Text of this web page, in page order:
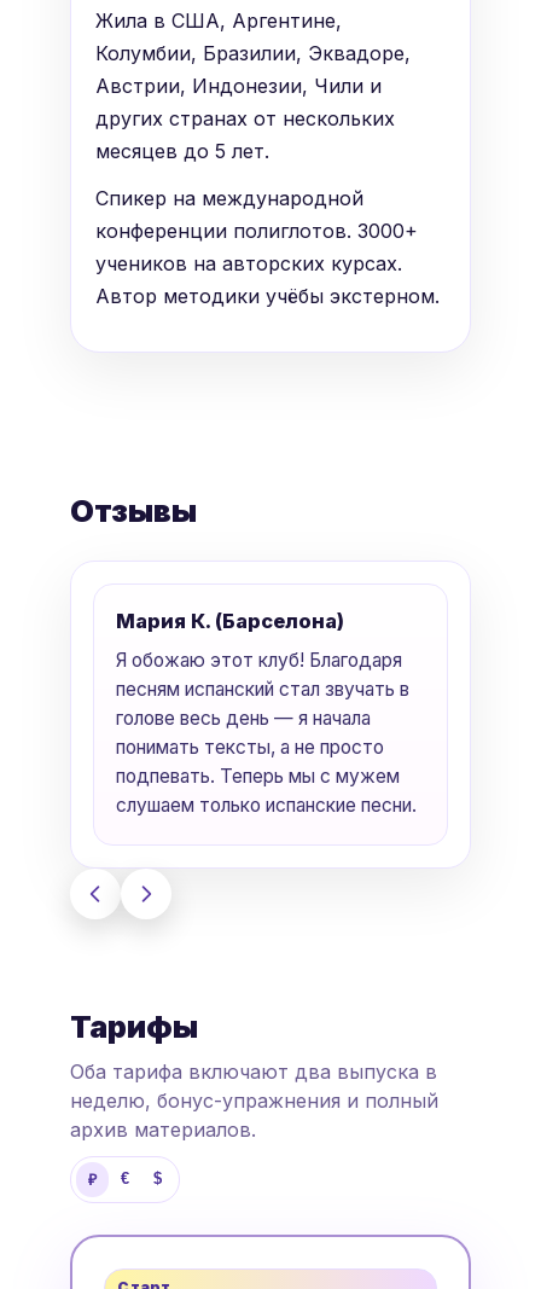
Жила в США, Аргентине,
Колумбии, Бразилии, Эквадоре,
Австрии, Индонезии, Чили и
других странах от нескольких
месяцев до 5 лет.
Спикер на международной
конференции полиглотов. 3000+
учеников на авторских курсах.
Автор методики учёбы экстерном.
Отзывы
Мария К. (Барселона)
Я обожаю этот клуб! Благодаря
песням испанский стал звучать в
голове весь день — я начала
понимать тексты, а не просто
подпевать. Теперь мы с мужем
слушаем только испанские песни.
Тарифы
Оба тарифа включают два выпуска в
неделю, бонус-упражнения и полный
архив материалов.
₽ € $